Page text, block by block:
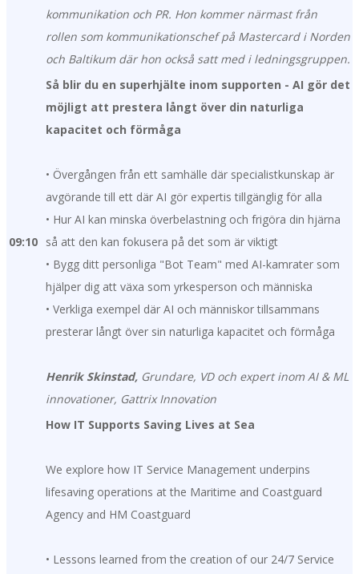
kommunikation och PR. Hon kommer närmast från
rollen som kommunikationschef på Mastercard i Norden
och Baltikum där hon också satt med i ledningsgruppen.
09:10
Så blir du en superhjälte inom supporten - AI gör det
möjligt att prestera långt över din naturliga
kapacitet och förmåga
• Övergången från ett samhälle där specialistkunskap är
avgörande till ett där AI gör expertis tillgänglig för alla
• Hur AI kan minska överbelastning och frigöra din hjärna
så att den kan fokusera på det som är viktigt
• Bygg ditt personliga "Bot Team" med AI-kamrater som
hjälper dig att växa som yrkesperson och människa
• Verkliga exempel där AI och människor tillsammans
presterar långt över sin naturliga kapacitet och förmåga
Henrik Skinstad, Grundare, VD och expert inom AI & ML
innovationer, Gattrix Innovation
How IT Supports Saving Lives at Sea
We explore how IT Service Management underpins
lifesaving operations at the Maritime and Coastguard
Agency and HM Coastguard
• Lessons learned from the creation of our 24/7 Service